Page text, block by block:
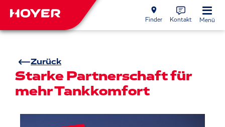
Finder Kontakt Menü
Zurück
Starke Partnerschaft für
mehr Tankkomfort